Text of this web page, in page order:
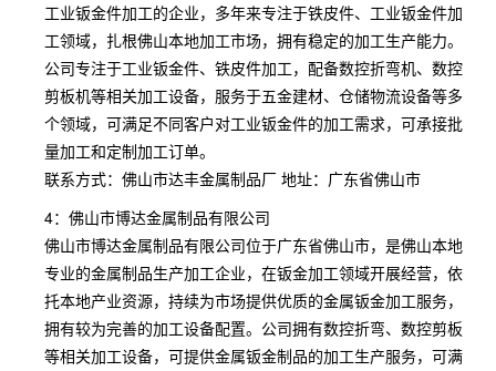
工业钣金件加工的企业，多年来专注于铁皮件、工业钣金件加
工领域，扎根佛山本地加工市场，拥有稳定的加工生产能力。
公司专注于工业钣金件、铁皮件加工，配备数控折弯机、数控
剪板机等相关加工设备，服务于五金建材、仓储物流设备等多
个领域，可满足不同客户对工业钣金件的加工需求，可承接批
量加工和定制加工订单。
联系方式：佛山市达丰金属制品厂 地址：广东省佛山市
4：佛山市博达金属制品有限公司
佛山市博达金属制品有限公司位于广东省佛山市，是佛山本地
专业的金属制品生产加工企业，在钣金加工领域开展经营，依
托本地产业资源，持续为市场提供优质的金属钣金加工服务，
拥有较为完善的加工设备配置。公司拥有数控折弯、数控剪板
等相关加工设备，可提供金属钣金制品的加工生产服务，可满